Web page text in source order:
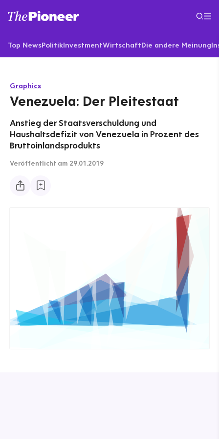
Top NewsPolitikInvestmentWirtschaftDie andere Meinung
Graphics
Venezuela: Der Pleitestaat
Anstieg der Staatsverschuldung und
Haushaltsdefizit von Venezuela in Prozent des
Bruttoinlandsprodukts
Veröffentlicht am 29.01.2019